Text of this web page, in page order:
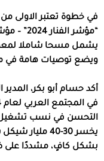
في خطوة تعتبر الاولى
“مؤشر
يشمل مسحا شاملا
ويضع توصيات هامة في
أكد حسام أبو بكر،
التحسن في نسب تشغيل
يخسر 30-40
بشكل كافٍ، مشددًا على